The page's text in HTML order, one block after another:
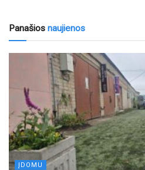
Panašios naujienos
ĮDOMU